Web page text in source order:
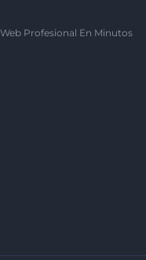
Profesional En Minutos